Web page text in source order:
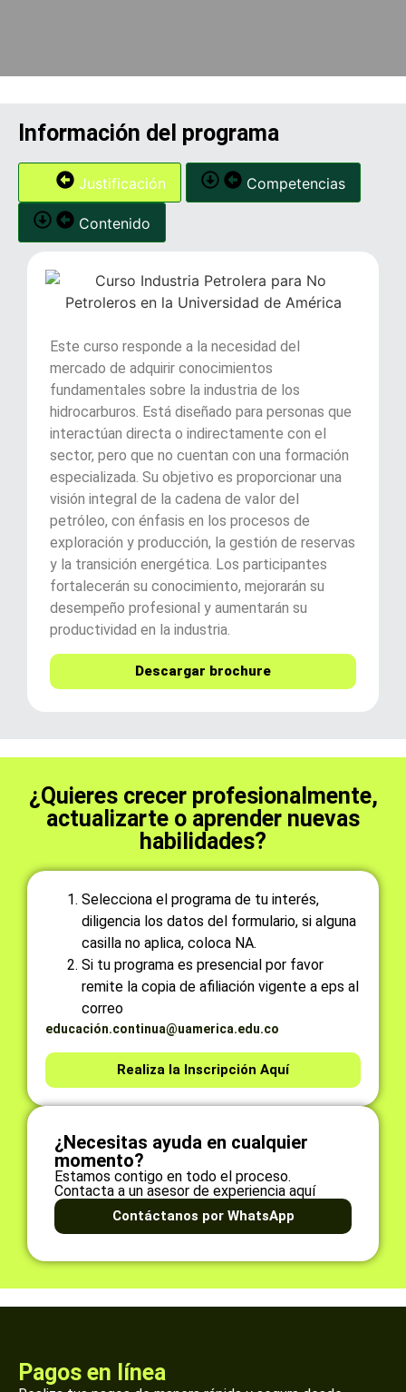
Información del programa
Justificación Competencias
Contenido
Este curso responde a la necesidad del
mercado de adquirir conocimientos
fundamentales sobre la industria de los
hidrocarburos. Está diseñado para personas que
interactúan directa o indirectamente con el
sector, pero que no cuentan con una formación
especializada. Su objetivo es proporcionar una
visión integral de la cadena de valor del
petróleo, con énfasis en los procesos de
exploración y producción, la gestión de reservas
y la transición energética. Los participantes
fortalecerán su conocimiento, mejorarán su
desempeño profesional y aumentarán su
productividad en la industria.
Descargar brochure
¿Quieres crecer profesionalmente,
actualizarte o aprender nuevas
habilidades?
Selecciona el programa de tu interés,
diligencia los datos del formulario, si alguna
casilla no aplica, coloca NA.
Si tu programa es presencial por favor
remite la copia de afiliación vigente a eps al
correo
educación.continua@uamerica.edu.co
Realiza la Inscripción Aquí
¿Necesitas ayuda en cualquier
momento?
Estamos contigo en todo el proceso.
Contacta a un asesor de experiencia aquí
Contáctanos por WhatsApp
Pagos en línea